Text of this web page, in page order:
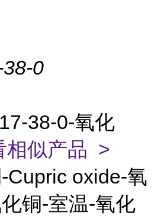
0
38-0-氧化
相似产品 >
Cupric oxide-氧
铜-室温-氧化